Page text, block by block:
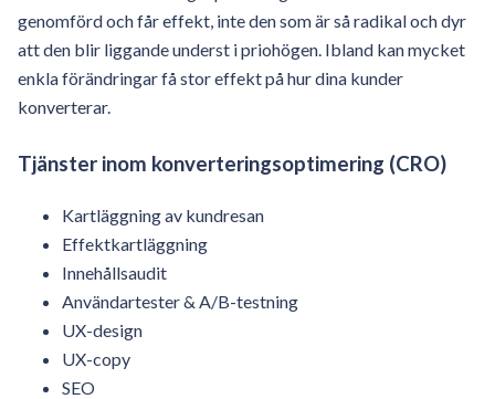
genomförd och får effekt, inte den som är så radikal och dyr
att den blir liggande underst i priohögen. Ibland kan mycket
enkla förändringar få stor effekt på hur dina kunder
konverterar.
Tjänster inom konverteringsoptimering (CRO)
Kartläggning av kundresan
Effektkartläggning
Innehållsaudit
Användartester & A/B-testning
UX-design
UX-copy
SEO